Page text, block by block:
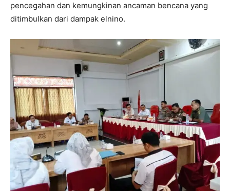
pencegahan dan kemungkinan ancaman bencana yang
ditimbulkan dari dampak elnino.